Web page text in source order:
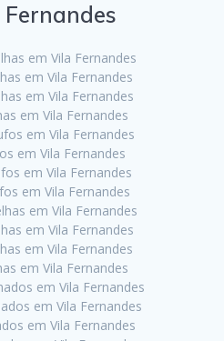
Fernandes
em Vila Fernandes
em Vila Fernandes
em Vila Fernandes
em Vila Fernandes
em Vila Fernandes
em Vila Fernandes
em Vila Fernandes
em Vila Fernandes
em Vila Fernandes
em Vila Fernandes
em Vila Fernandes
em Vila Fernandes
em Vila Fernandes
em Vila Fernandes
em Vila Fernandes